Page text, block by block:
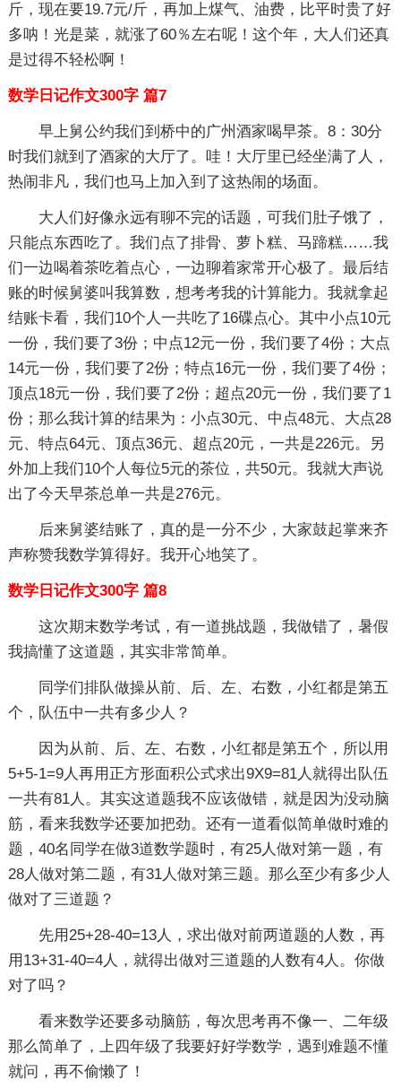
斤，现在要19.7元/斤，再加上煤气、油费，比平时贵了好
多呐！光是菜，就涨了60％左右呢！这个年，大人们还真
是过得不轻松啊！
数学日记作文300字 篇7
早上舅公约我们到桥中的广州酒家喝早茶。8：30分
时我们就到了酒家的大厅了。哇！大厅里已经坐满了人，
热闹非凡，我们也马上加入到了这热闹的场面。
大人们好像永远有聊不完的话题，可我们肚子饿了，
只能点东西吃了。我们点了排骨、萝卜糕、马蹄糕……我
们一边喝着茶吃着点心，一边聊着家常开心极了。最后结
账的时候舅婆叫我算数，想考考我的计算能力。我就拿起
结账卡看，我们10个人一共吃了16碟点心。其中小点10元
一份，我们要了3份；中点12元一份，我们要了4份；大点
14元一份，我们要了2份；特点16元一份，我们要了4份；
顶点18元一份，我们要了2份；超点20元一份，我们要了1
份；那么我计算的结果为：小点30元、中点48元、大点28
元、特点64元、顶点36元、超点20元，一共是226元。另
外加上我们10个人每位5元的茶位，共50元。我就大声说
出了今天早茶总单一共是276元。
后来舅婆结账了，真的是一分不少，大家鼓起掌来齐
声称赞我数学算得好。我开心地笑了。
数学日记作文300字 篇8
这次期末数学考试，有一道挑战题，我做错了，暑假
我搞懂了这道题，其实非常简单。
同学们排队做操从前、后、左、右数，小红都是第五
个，队伍中一共有多少人？
因为从前、后、左、右数，小红都是第五个，所以用
5+5-1=9人再用正方形面积公式求出9X9=81人就得出队伍
一共有81人。其实这道题我不应该做错，就是因为没动脑
筋，看来我数学还要加把劲。还有一道看似简单做时难的
题，40名同学在做3道数学题时，有25人做对第一题，有
28人做对第二题，有31人做对第三题。那么至少有多少人
做对了三道题？
先用25+28-40=13人，求出做对前两道题的人数，再
用13+31-40=4人，就得出做对三道题的人数有4人。你做
对了吗？
看来数学还要多动脑筋，每次思考再不像一、二年级
那么简单了，上四年级了我要好好学数学，遇到难题不懂
就问，再不偷懒了！